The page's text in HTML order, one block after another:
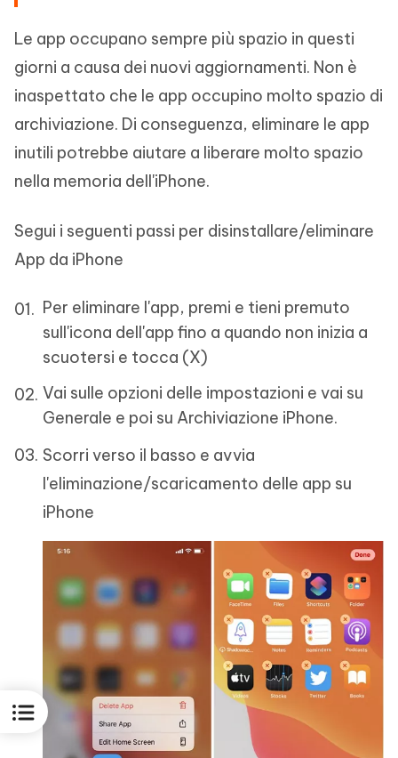
Le app occupano sempre più spazio in questi
giorni a causa dei nuovi aggiornamenti. Non è
inaspettato che le app occupino molto spazio di
archiviazione. Di conseguenza, eliminare le app
inutili potrebbe aiutare a liberare molto spazio
nella memoria dell'iPhone.
Segui i seguenti passi per disinstallare/eliminare
App da iPhone
Per eliminare l'app, premi e tieni premuto
sull'icona dell'app fino a quando non inizia a
scuotersi e tocca (X)
Vai sulle opzioni delle impostazioni e vai su
Generale e poi su Archiviazione iPhone.
Scorri verso il basso e avvia
l'eliminazione/scaricamento delle app su
iPhone